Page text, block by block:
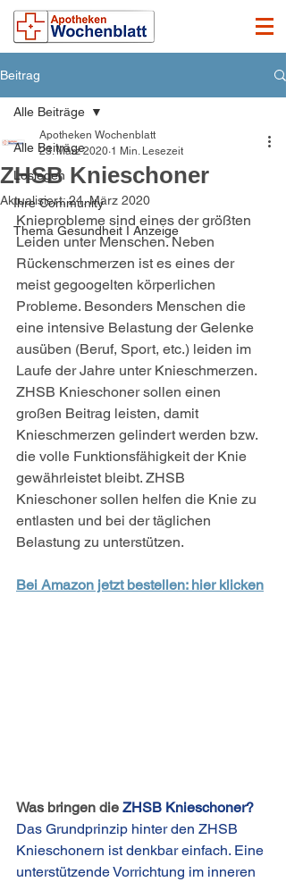
Beitrag
Alle Beiträge
Loslegen
Ihre Community
Thema Gesundheit I Anzeige
Alle Beiträge
ZHSB Knieschoner
Apotheken Wochenblatt
23. März 2020 1 Min. Lesezeit
Aktualisiert:24. März 2020
Knieprobleme sind eines der größten
Leiden unter Menschen. Neben
Rückenschmerzen ist es eines der
meist gegoogelten körperlichen
Probleme. Besonders Menschen die
eine intensive Belastung der Gelenke
ausüben (Beruf, Sport, etc.) leiden im
Laufe der Jahre unter Knieschmerzen.
ZHSB Knieschoner sollen einen
großen Beitrag leisten, damit
Knieschmerzen gelindert werden bzw.
die volle Funktionsfähigkeit der Knie
gewährleistet bleibt. ZHSB
Knieschoner sollen helfen die Knie zu
entlasten und bei der täglichen
Belastung zu unterstützen.
Bei Amazon jetzt bestellen: hier klicken
Was bringen die ZHSB Knieschoner?
Das Grundprinzip hinter den ZHSB
Knieschonern ist denkbar einfach. Eine
unterstützende Vorrichtung im inneren